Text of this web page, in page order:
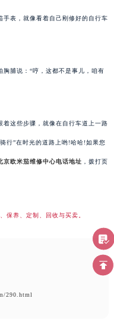
表，就像看着自己刚修好的自行车
脯说：“哼，这都不是事儿，咱有
这些步骤，就像在自行车道上一路
行”在时光的道路上哟!哈哈!如果您
京欧米茄维修中心电话地址 ，拨打页
290.html